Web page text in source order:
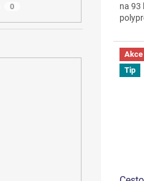
0
na 93
Akce
Tip